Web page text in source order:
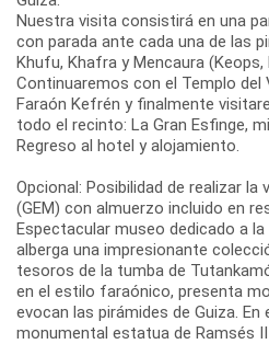
Nuestra visita consistirá en una
con parada ante cada una de las
Khufu, Khafra y Mencaura (Keops,
Continuaremos con el Templo del
Faraón Kefrén y finalmente
todo el recinto: La Gran Esfinge,
Regreso al hotel y alojamiento.
Opcional: Posibilidad de realizar la
(GEM) con almuerzo incluido en
Espectacular museo dedicado a
alberga una impresionante
tesoros de la tumba de
en el estilo faraónico, presenta
evocan las pirámides de Guiza. En
monumental estatua de Ramsés